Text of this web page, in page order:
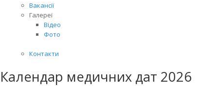
Вакансії
Галереї
Відео
Фото
Контакти
Календар медичних дат 2026